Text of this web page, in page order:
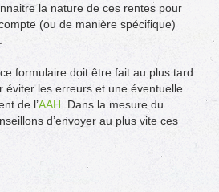
la nature de ces rentes pour
(ou de manière spécifique)
ce formulaire doit être fait au plus tard
éviter les erreurs et une éventuelle
de l’AAH . Dans la mesure du
d’envoyer au plus vite ces